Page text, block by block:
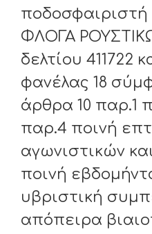
ΦΛΟΓΑ
δελτίου 411722
φανέλας 18
άρθρα 10 παρ.1
παρ.4 ποινή
αγωνιστικών
ποινή
υβριστική
απόπειρα